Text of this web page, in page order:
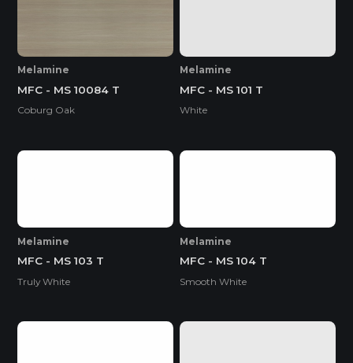
Melamine
MFC - MS 10084 T
Coburg Oak
Melamine
MFC - MS 101 T
White
Melamine
MFC - MS 103 T
Truly White
Melamine
MFC - MS 104 T
Smooth White